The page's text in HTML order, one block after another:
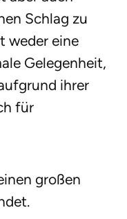
Schlag zu
weder eine
Gelegenheit,
ihrer
für
großen